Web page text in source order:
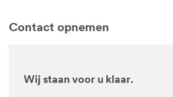
Contact opnemen
Wij staan voor u klaar.